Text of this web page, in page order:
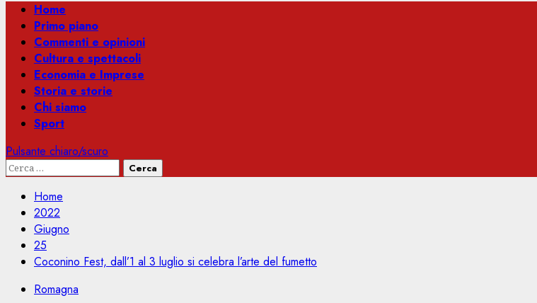
Menu
principale
Home
Primo piano
Commenti e opinioni
Cultura e spettacoli
Economia e Imprese
Storia e storie
Chi siamo
Sport
Pulsante chiaro/scuro
Ricerca
Home
2022
Giugno
25
Coconino Fest, dall’1 al 3 luglio si celebra l’arte del fumetto
Romagna